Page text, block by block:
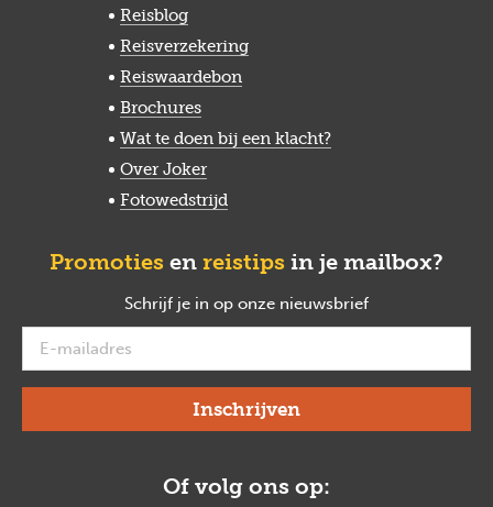
Reisblog
Reisverzekering
Reiswaardebon
Brochures
Wat te doen bij een klacht?
Over Joker
Fotowedstrijd
Promoties en reistips in je mailbox?
Schrijf je in op onze nieuwsbrief
Of volg ons op: